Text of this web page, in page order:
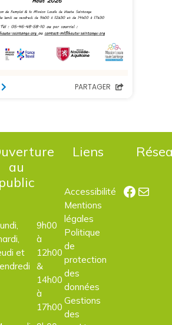
au
et
9h00
à
12h00
&
14h00
à
17h00
Liens
Accessibilité
Mentions
légales
Politique
de
protection
des
données
Gestions
des
E-mail